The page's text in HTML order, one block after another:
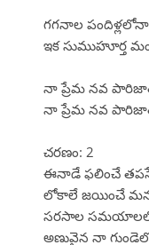
గగనాల
ఇక సుముహూర్త
నా ప్రేమ నవ
నా ప్రేమ నవ
చరణం: 2
ఈనాడే ఫలించే
లోకాలే జయించే
సరసాల
అణువైన నా